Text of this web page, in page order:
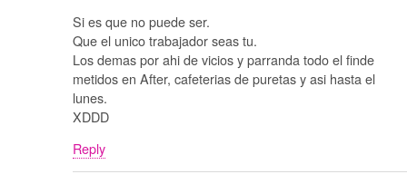
Si es que no puede ser.
Que el unico trabajador seas tu.
Los demas por ahi de vicios y parranda todo el finde
metidos en After, cafeterias de puretas y asi hasta el
lunes.
XDDD
Reply